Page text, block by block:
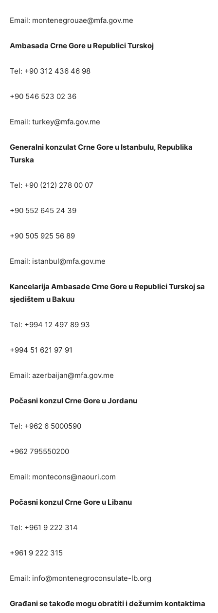
Email: montenegrouae@mfa.gov.me
Ambasada Crne Gore u Republici Turskoj
Tel: +90 312 436 46 98
+90 546 523 02 36
Email: turkey@mfa.gov.me
Generalni konzulat Crne Gore u Istanbulu, Republika
Turska
Tel: +90 (212) 278 00 07
+90 552 645 24 39
+90 505 925 56 89
Email: istanbul@mfa.gov.me
Kancelarija Ambasade Crne Gore u Republici Turskoj sa
sjedištem u Bakuu
Tel: +994 12 497 89 93
+994 51 621 97 91
Email: azerbaijan@mfa.gov.me
Počasni konzul Crne Gore u Jordanu
Tel: +962 6 5000590
+962 795550200
Email: montecons@naouri.com
Počasni konzul Crne Gore u Libanu
Tel: +961 9 222 314
+961 9 222 315
Email: info@montenegroconsulate-lb.org
Građani se takođe mogu obratiti i dežurnim kontaktima